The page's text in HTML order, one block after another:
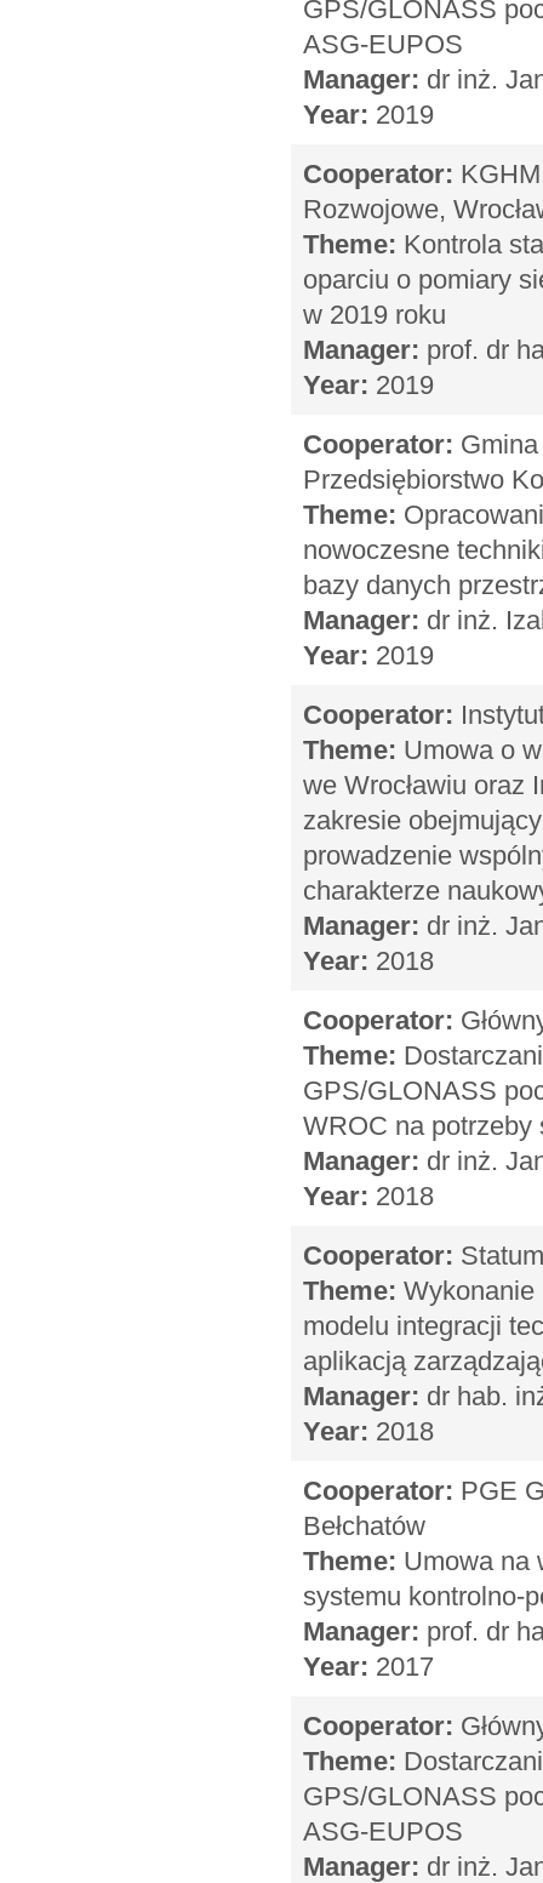
GPS/GLONASS
ASG-EUPOS
Manager: dr inż.
Year: 2019
Cooperator:
Rozwojowe,
Theme: Kontrola
oparciu o pomiary
w 2019 roku
Manager: prof. dr
Year: 2019
Cooperator:
Przedsiębiorstwo
Theme:
nowoczesne
bazy danych
Manager: dr inż.
Year: 2019
Cooperator:
Theme: Umowa o
we Wrocławiu oraz
zakresie
prowadzenie
charakterze
Manager: dr inż.
Year: 2018
Cooperator:
Theme:
GPS/GLONASS
WROC na
Manager: dr inż.
Year: 2018
Cooperator:
Theme: Wykonanie
modelu integracji
aplikacją
Manager: dr hab.
Year: 2018
Cooperator: PGE
Bełchatów
Theme: Umowa na
systemu kontrolno-
Manager: prof. dr
Year: 2017
Cooperator:
Theme:
GPS/GLONASS
ASG-EUPOS
Manager: dr inż.